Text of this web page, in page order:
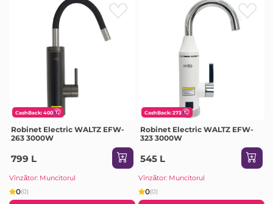
CashBack: 400
Robinet Electric WALTZ EFW-
263 3000W
799 L
Vînzător: Muncitorul
0(0)
CashBack: 273
Robinet Electric WALTZ EFW-
323 3000W
545 L
Vînzător: Muncitorul
0(0)